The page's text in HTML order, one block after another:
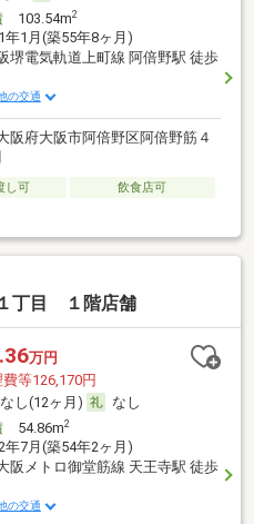
103.54m2
年1月(築55年8ヶ月)
堺電気軌道上町線 阿倍野駅 徒歩
の交通
阪府大阪市阿倍野区阿倍野筋４
し可
飲食店可
丁目 １階店舗
万円
等126,170円
なし(12ヶ月)
なし
54.86m2
年7月(築54年2ヶ月)
阪メトロ御堂筋線 天王寺駅 徒歩
の交通